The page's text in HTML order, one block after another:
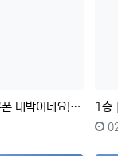
요! 몇장 안남았데요!
등록자
1층